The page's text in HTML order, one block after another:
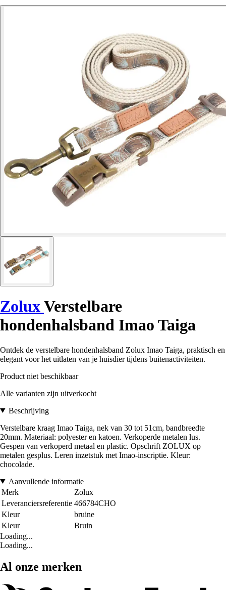
ZoluxVerstelbare
hondenhalsband Imao Taiga
Ontdek de verstelbare hondenhalsband Zolux Imao Taiga, praktisch en
elegant voor het uitlaten van je huisdier tijdens buitenactiviteiten.
Product niet beschikbaar
Alle varianten zijn uitverkocht
Beschrijving
Verstelbare kraag Imao Taiga, nek van 30 tot 51cm, bandbreedte
20mm. Materiaal: polyester en katoen. Verkoperde metalen lus.
Gespen van verkoperd metaal en plastic. Opschrift ZOLUX op
metalen gesplus. Leren inzetstuk met Imao-inscriptie. Kleur:
chocolade.
Aanvullende informatie
Merk
Zolux
Leveranciersreferentie 466784CHO
Kleur
bruine
Kleur
Bruin
Loading...
Loading...
Al onze merken